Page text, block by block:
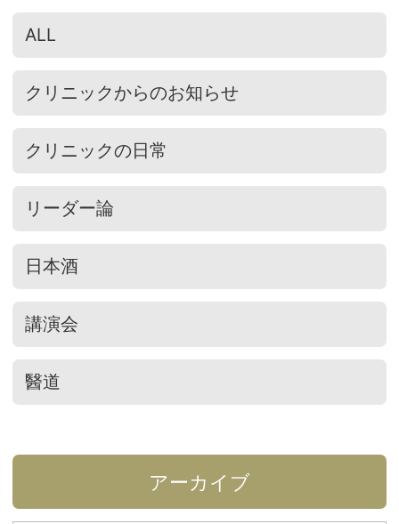
ALL
クリニックからのお知らせ
クリニックの日常
リーダー論
日本酒
講演会
醫道
アーカイブ